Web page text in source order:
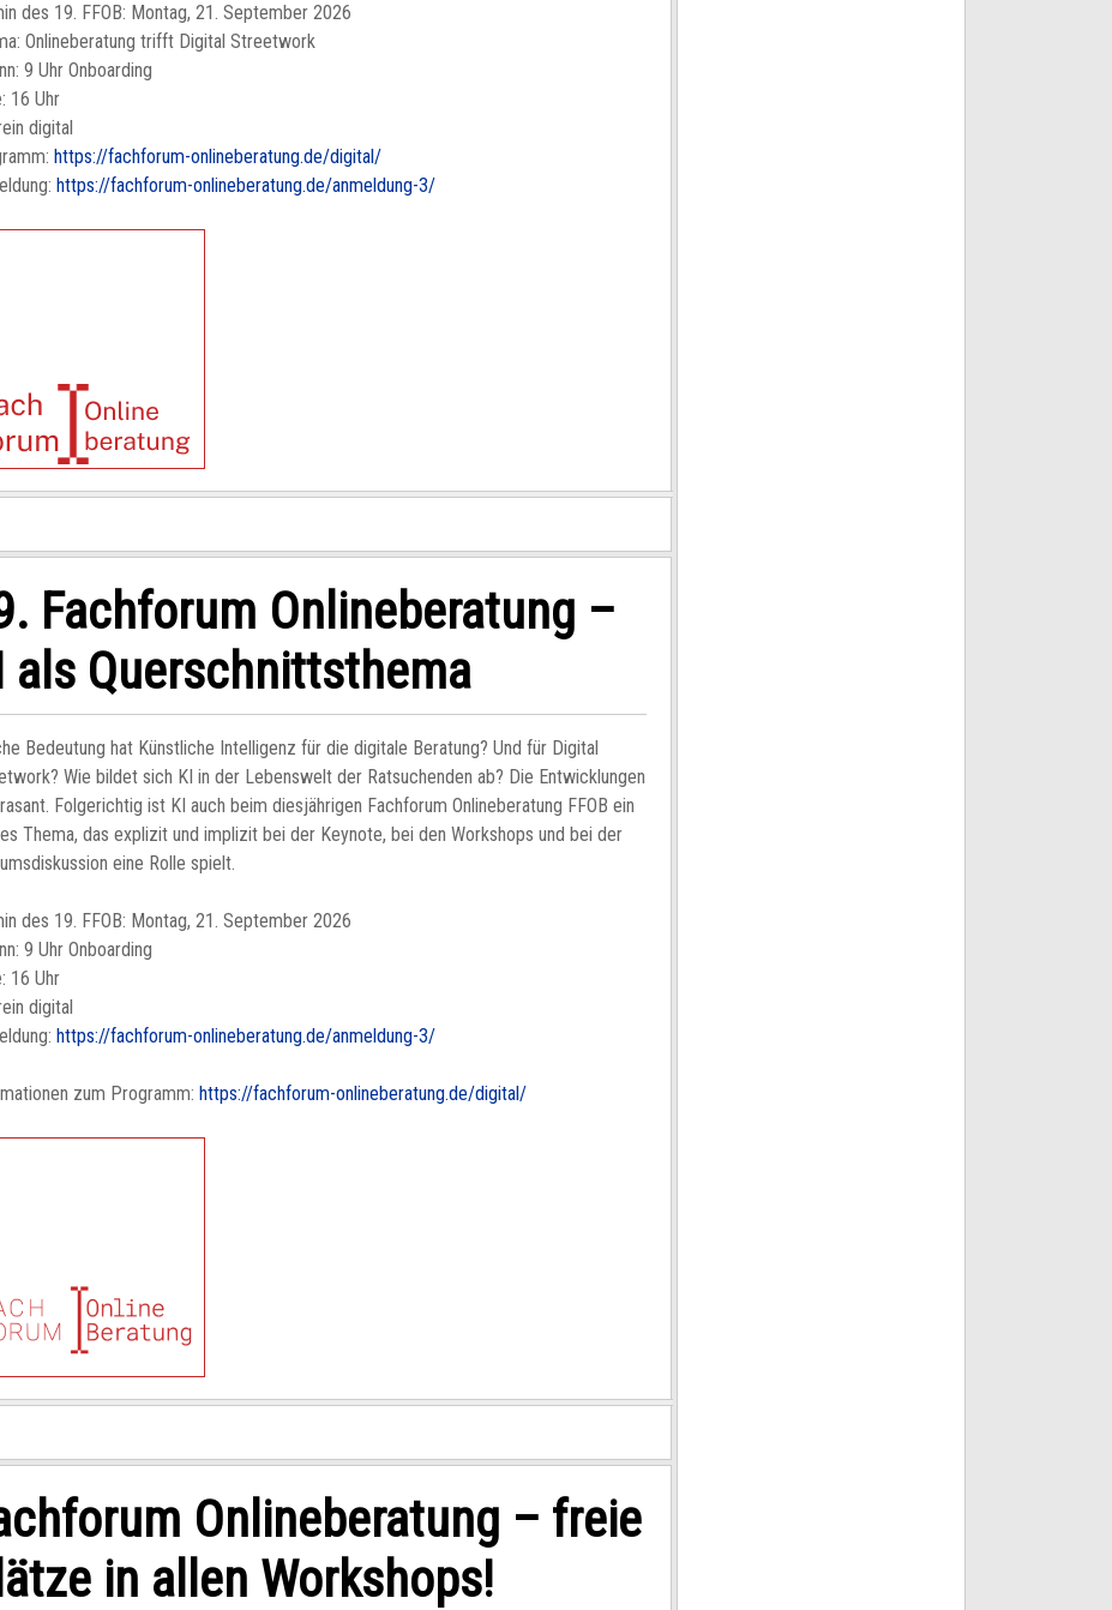
des 19. FFOB: Montag, 21. September 2026
Onlineberatung trifft Digital Streetwork
9 Uhr Onboarding
16 Uhr
digital
https://fachforum-onlineberatung.de/digital/
https://fachforum-onlineberatung.de/anmeldung-3/
Fachforum Onlineberatung –
als Querschnittsthema
Bedeutung hat Künstliche Intelligenz für die digitale Beratung? Und für Digital
Wie bildet sich KI in der Lebenswelt der Ratsuchenden ab? Die Entwicklungen
Folgerichtig ist KI auch beim diesjährigen Fachforum Onlineberatung FFOB ein
Thema, das explizit und implizit bei der Keynote, bei den Workshops und bei der
eine Rolle spielt.
des 19. FFOB: Montag, 21. September 2026
9 Uhr Onboarding
16 Uhr
digital
https://fachforum-onlineberatung.de/anmeldung-3/
zum Programm:https://fachforum-onlineberatung.de/digital/
Onlineberatung – freie
in allen Workshops!